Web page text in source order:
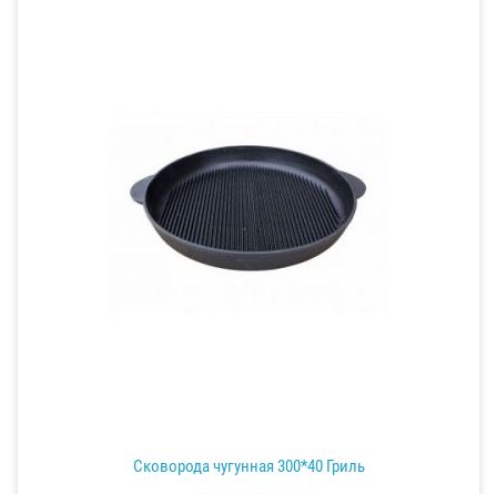
Сковорода чугунная 300*40 Гриль